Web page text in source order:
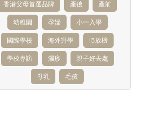
香港父母首選品牌 產後 產前
幼稚園 孕婦 小一入學
國際學校 海外升學 IB放榜
學校專訪 濕疹 親子好去處
母乳 毛孩